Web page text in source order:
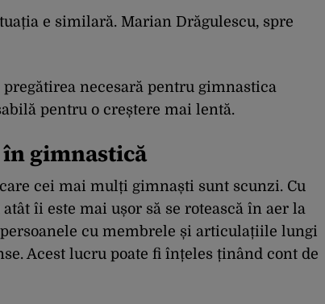
e similară. Marian Drăgulescu, spre
necesară pentru gimnastica
pentru o creștere mai lentă.
gimnastică
cei mai mulți gimnaști sunt scunzi. Cu
îi este mai ușor să se rotească în aer la
cu membrele și articulațiile lungi
Acest lucru poate fi înțeles ținând cont de